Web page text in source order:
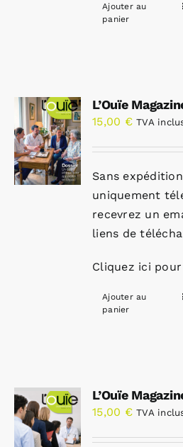
Ajouter au
panier
L’Ouïe
15,00 € TVA
Sans
uniquement
recevrez un
liens de
Cliquez ici
Ajouter au
panier
L’Ouïe
15,00 € TVA